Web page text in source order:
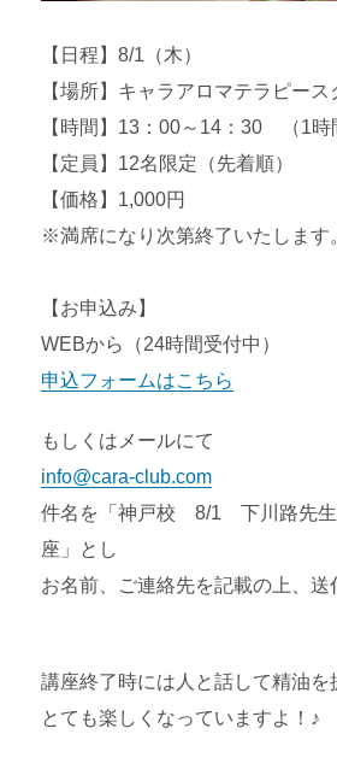
【日程】8/1（木）
【場所】キャラアロマテラピー
【時間】13：00～14：30 （1時
【定員】12名限定（先着順）
【価格】1,000円
※満席になり次第終了いたします
【お申込み】
WEBから（24時間受付中）
申込フォームはこちら
もしくはメールにて
info@cara-club.com
件名を「神戸校 8/1 下川路先生
座」とし
お名前、ご連絡先を記載の上、送
講座終了時には人と話して精油を
とても楽しくなっていますよ！♪